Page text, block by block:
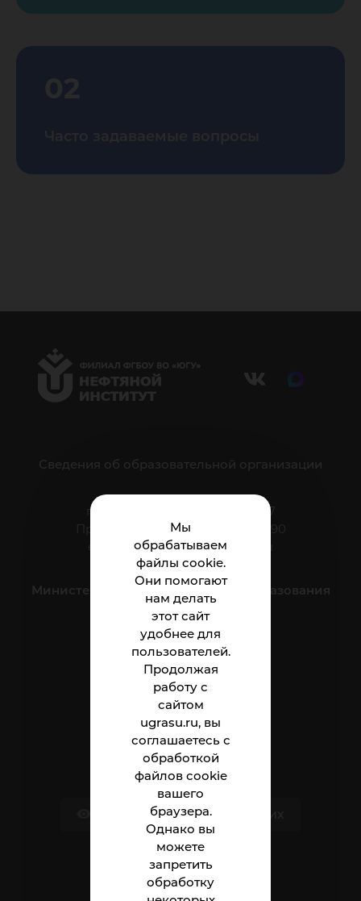
Мы
обрабатываем
файлы cookie.
Они помогают
нам делать
этот сайт
удобнее для
пользователей.
Продолжая
работу с
сайтом
ugrasu.ru, вы
соглашаетесь с
обработкой
файлов cookie
вашего
браузера.
Однако вы
можете
запретить
обработку
Сведения об образовательной организации
г. Нижневартовск, ул. Мира, 37
Приёмная: тел.: +7 (3466) 41-44-90
e-mail:
nnt.direktor@ugrasu.ru
Министерство науки и высшего образования
Российской Федерации
Институт
Абитуриенту
Студенту
Сотруднику
Версия для слабовидящих
Обращения граждан